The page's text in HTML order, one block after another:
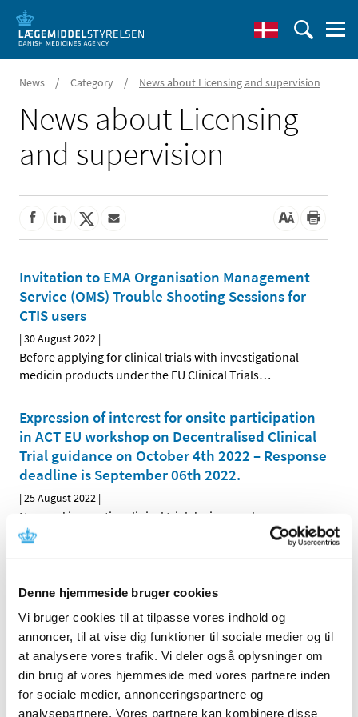
Denne hjemmeside bruger cookies
Vi bruger cookies til at tilpasse vores indhold og
annoncer, til at vise dig funktioner til sociale medier og til
at analysere vores trafik. Vi deler også oplysninger om
din brug af vores hjemmeside med vores partnere inden
for sociale medier, annonceringspartnere og
analysepartnere. Vores partnere kan kombinere disse
News / Category / News about Licensing and supervision
News about Licensing
and supervision
Invitation to EMA Organisation Management
Service (OMS) Trouble Shooting Sessions for
CTIS users
|30 August 2022 |
Before applying for clinical trials with investigational
medicin products under the EU Clinical Trials…
Expression of interest for onsite participation
in ACT EU workshop on Decentralised Clinical
Trial guidance on October 4th 2022 – Response
deadline is September 06th 2022.
|25 August 2022 |
New and innovative clinical trial designs and
methodologiesprovide opportunities and challenges…
All items (168)
TIME
2026 (8)
2025 (12)
2024 (14)
2023 (12)